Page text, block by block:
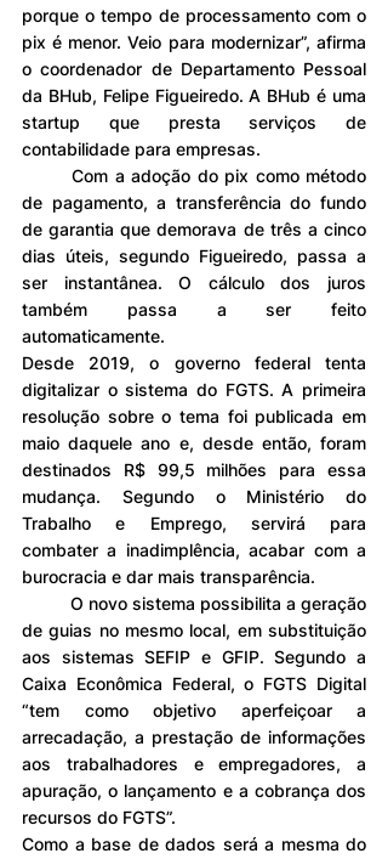
porque o tempo de processamento com o
pix é menor. Veio para modernizar”, afirma
o coordenador de Departamento Pessoal
da BHub, Felipe Figueiredo. A BHub é uma
startup que presta serviços de
contabilidade para empresas.
	Com a adoção do pix como método
de pagamento, a transferência do fundo
de garantia que demorava de três a cinco
dias úteis, segundo Figueiredo, passa a
ser instantânea. O cálculo dos juros
também passa a ser feito
automaticamente.
Desde 2019, o governo federal tenta
digitalizar o sistema do FGTS. A primeira
resolução sobre o tema foi publicada em
maio daquele ano e, desde então, foram
destinados R$ 99,5 milhões para essa
mudança. Segundo o Ministério do
Trabalho e Emprego, servirá para
combater a inadimplência, acabar com a
burocracia e dar mais transparência.
de guias no mesmo local, em substituição
aos sistemas SEFIP e GFIP. Segundo a
Caixa Econômica Federal, o FGTS Digital
“tem como objetivo aperfeiçoar a
arrecadação, a prestação de informações
aos trabalhadores e empregadores, a
apuração, o lançamento e a cobrança dos
recursos do FGTS”.
Como a base de dados será a mesma do